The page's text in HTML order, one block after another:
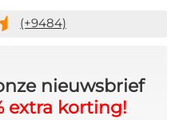
(+9484)
nieuwsbrief
extra korting!